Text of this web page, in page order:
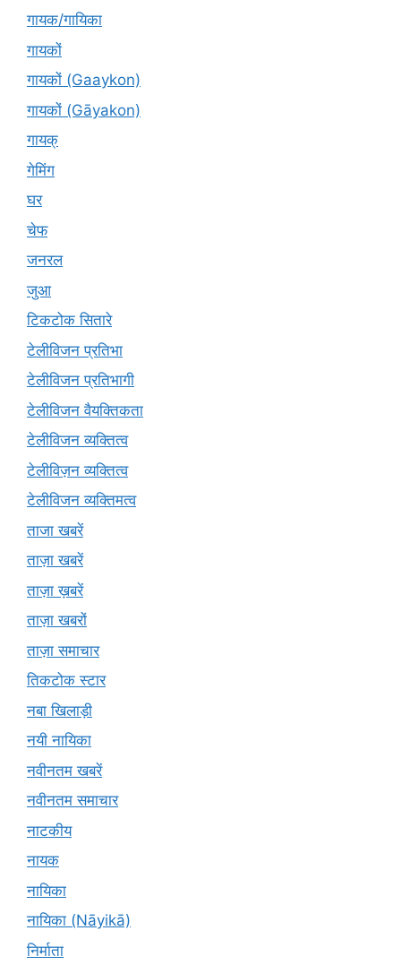
गायक/गायिका
गायकों
गायकों (Gaaykon)
गायकों (Gāyakon)
गायक्
गेमिंग
घर
चेफ
जनरल
जुआ
टिकटोक सितारे
टेलीविजन प्रतिभा
टेलीविजन प्रतिभागी
टेलीविजन वैयक्तिकता
टेलीविजन व्यक्तित्व
टेलीविज़न व्यक्तित्व
टेलीविजन व्यक्तिमत्व
ताजा खबरें
ताज़ा खबरें
ताज़ा ख़बरें
ताज़ा खबरों
ताज़ा समाचार
तिकटोक स्टार
नबा खिलाड़ी
नयी नायिका
नवीनतम खबरें
नवीनतम समाचार
नाटकीय
नायक
नायिका
नायिका (Nāyikā)
निर्माता